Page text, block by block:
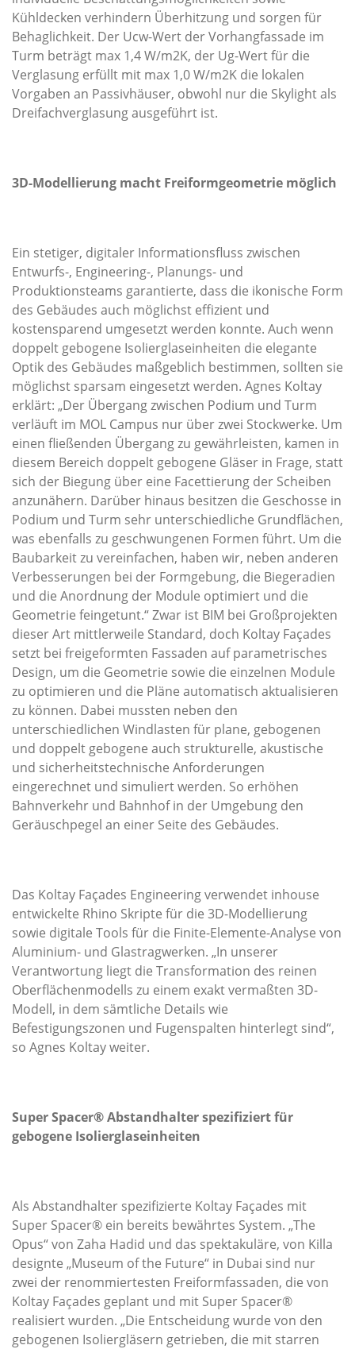
Kühldecken verhindern Überhitzung und sorgen für
Behaglichkeit. Der Ucw-Wert der Vorhangfassade im
Turm beträgt max 1,4 W/m2K, der Ug-Wert für die
Verglasung erfüllt mit max 1,0 W/m2K die lokalen
Vorgaben an Passivhäuser, obwohl nur die Skylight als
Dreifachverglasung ausgeführt ist.
3D-Modellierung macht Freiformgeometrie möglich
Ein stetiger, digitaler Informationsfluss zwischen
Entwurfs-, Engineering-, Planungs- und
Produktionsteams garantierte, dass die ikonische Form
des Gebäudes auch möglichst effizient und
kostensparend umgesetzt werden konnte. Auch wenn
doppelt gebogene Isolierglaseinheiten die elegante
Optik des Gebäudes maßgeblich bestimmen, sollten sie
möglichst sparsam eingesetzt werden. Agnes Koltay
erklärt: „Der Übergang zwischen Podium und Turm
verläuft im MOL Campus nur über zwei Stockwerke. Um
einen fließenden Übergang zu gewährleisten, kamen in
diesem Bereich doppelt gebogene Gläser in Frage, statt
sich der Biegung über eine Facettierung der Scheiben
anzunähern. Darüber hinaus besitzen die Geschosse in
Podium und Turm sehr unterschiedliche Grundflächen,
was ebenfalls zu geschwungenen Formen führt. Um die
Baubarkeit zu vereinfachen, haben wir, neben anderen
Verbesserungen bei der Formgebung, die Biegeradien
und die Anordnung der Module optimiert und die
Geometrie feingetunt.“ Zwar ist BIM bei Großprojekten
dieser Art mittlerweile Standard, doch Koltay Façades
setzt bei freigeformten Fassaden auf parametrisches
Design, um die Geometrie sowie die einzelnen Module
zu optimieren und die Pläne automatisch aktualisieren
zu können. Dabei mussten neben den
unterschiedlichen Windlasten für plane, gebogenen
und doppelt gebogene auch strukturelle, akustische
und sicherheitstechnische Anforderungen
eingerechnet und simuliert werden. So erhöhen
Bahnverkehr und Bahnhof in der Umgebung den
Geräuschpegel an einer Seite des Gebäudes.
Das Koltay Façades Engineering verwendet inhouse
entwickelte Rhino Skripte für die 3D-Modellierung
sowie digitale Tools für die Finite-Elemente-Analyse von
Aluminium- und Glastragwerken. „In unserer
Verantwortung liegt die Transformation des reinen
Oberflächenmodells zu einem exakt vermaßten 3D-
Modell, in dem sämtliche Details wie
Befestigungszonen und Fugenspalten hinterlegt sind“,
so Agnes Koltay weiter.
Super Spacer® Abstandhalter spezifiziert für
gebogene Isolierglaseinheiten
Als Abstandhalter spezifizierte Koltay Façades mit
Super Spacer® ein bereits bewährtes System. „The
Opus“ von Zaha Hadid und das spektakuläre, von Killa
designte „Museum of the Future“ in Dubai sind nur
zwei der renommiertesten Freiformfassaden, die von
Koltay Façades geplant und mit Super Spacer®
realisiert wurden. „Die Entscheidung wurde von den
gebogenen Isoliergläsern getrieben, die mit starren